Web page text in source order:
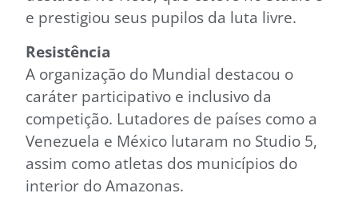
e prestigiou seus pupilos da luta livre.
Resistência
A organização do Mundial destacou o
caráter participativo e inclusivo da
competição. Lutadores de países como a
Venezuela e México lutaram no Studio 5,
assim como atletas dos municípios do
interior do Amazonas.